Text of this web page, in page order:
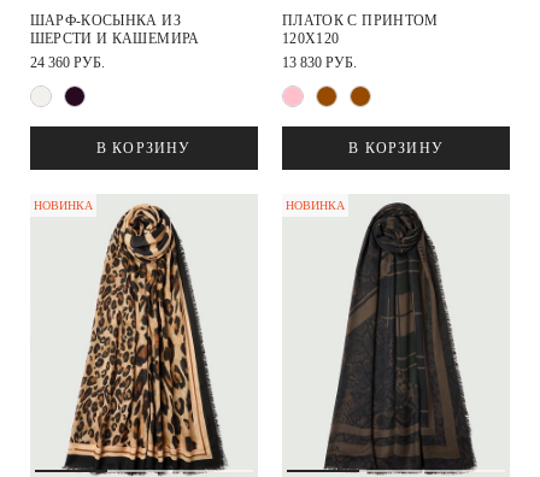
ШАРФ-КОСЫНКА ИЗ
ШЕРСТИ И КАШЕМИРА
24 360 РУБ.
В КОРЗИНУ
ПЛАТОК С ПРИНТОМ
120Х120
13 830 РУБ.
В КОРЗИНУ
НОВИНКА НОВИНКА